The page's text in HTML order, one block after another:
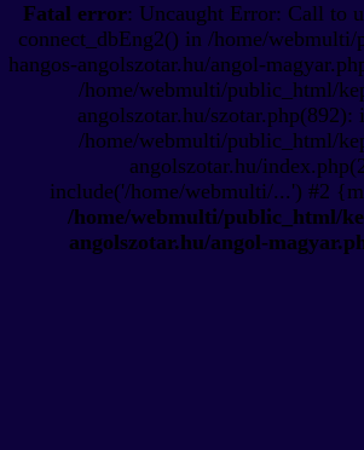
Fatal error: Uncaught Error: Call to
connect_dbEng2() in /home/
hangos-angolszotar.hu/angol-
/home/webmulti/public_html/
angolszotar.hu/szotar.php(892):
/home/webmulti/public_html/
angolszotar.hu/
include('/home/webmulti/...') #2
/home/webmulti/public_html/
angolszotar.hu/angol-